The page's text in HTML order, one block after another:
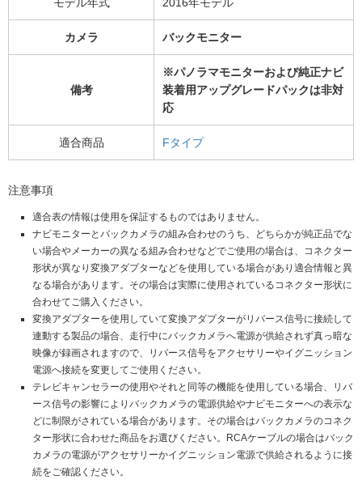
カメラ バックモニター
備考
※パノラマモニターおよび純正ナビ
装着用アップグレードパックは非対
応
適合商品 Fタイプ
注意事項
適合表の情報は使用を保証するものではありません。
ナビモニターとバックカメラの組み合わせのうち、どちらかが純正品でな
い場合やメーカーの異なる組み合わせなどでご使用の場合は、コネクター
形状が異なり変換アダプターなどを使用している場合があり適合情報と異
なる場合があります。その場合は実際に使用されているコネクター形状に
合わせてご購入ください。
変換アダプターを使用していて変換アダプターがリバース信号に接続して
連動する製品の場合、走行中にバックカメラへ電源が供給されず真っ暗な
映像が録画されますので、リバース信号をアクセサリーやイグニッション
電源へ接続を変更してご使用ください。
テレビキャンセラーの使用やそれと同等の機能を使用している場合、リバ
ース信号の影響によりバックカメラの電源供給やナビモニターへの表示な
どに制限がされている場合があります。その場合はバックカメラのコネク
ター形状に合わせた商品をお選びください。RCAケーブルの場合はバック
カメラの電源がアクセサリーかイグニッション電源で供給されるように接
続をご確認ください。